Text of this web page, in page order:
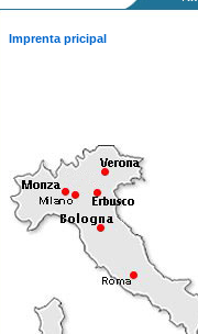
Imprenta pricipal